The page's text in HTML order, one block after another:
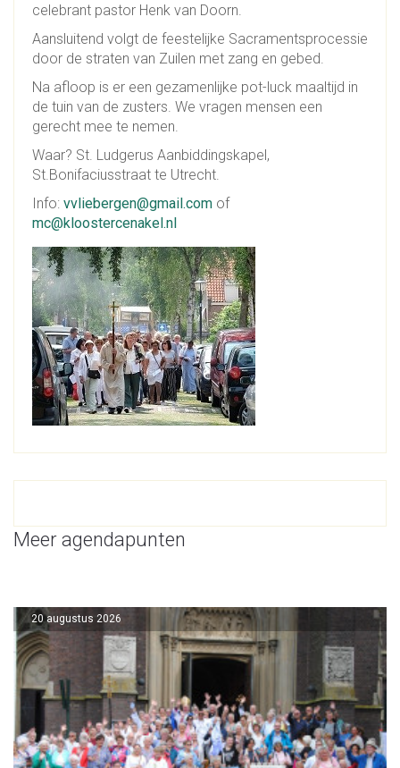
celebrant pastor Henk van Doorn.
Aansluitend volgt de feestelijke Sacramentsprocessie
door de straten van Zuilen met zang en gebed.
Na afloop is er een gezamenlijke pot-luck maaltijd in
de tuin van de zusters. We vragen mensen een
gerecht mee te nemen.
Waar? St. Ludgerus Aanbiddingskapel,
St.Bonifaciusstraat te Utrecht.
Info: vvliebergen@gmail.com of
mc@kloostercenakel.nl
Meer agendapunten
20 augustus 2026